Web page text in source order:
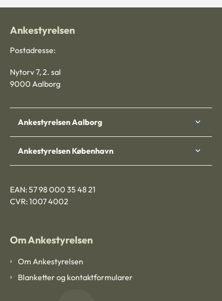
Ankestyrelsen
Postadresse:
Nytorv 7, 2. sal
9000 Aalborg
Ankestyrelsen Aalborg
Ankestyrelsen København
EAN: 57 98 000 35 48 21
CVR: 1007 4002
Om Ankestyrelsen
Om Ankestyrelsen
Blanketter og kontaktformularer